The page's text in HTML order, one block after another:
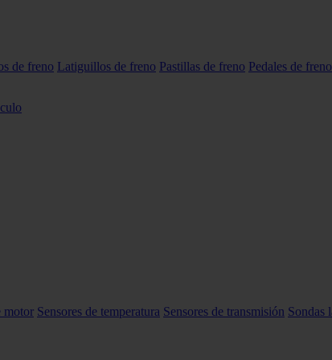
de freno Latiguillos de freno Pastillas de freno Pedales de freno
motor Sensores de temperatura Sensores de transmisión Sondas